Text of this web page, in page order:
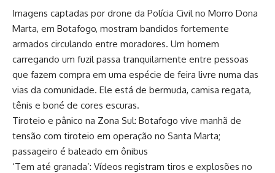
Imagens captadas por drone da Polícia Civil no Morro Dona
Marta, em Botafogo, mostram bandidos fortemente
armados circulando entre moradores. Um homem
carregando um fuzil passa tranquilamente entre pessoas
que fazem compra em uma espécie de feira livre numa das
vias da comunidade. Ele está de bermuda, camisa regata,
tênis e boné de cores escuras.
Tiroteio e pânico na Zona Sul: Botafogo vive manhã de
tensão com tiroteio em operação no Santa Marta;
passageiro é baleado em ônibus
‘Tem até granada’: Vídeos registram tiros e explosões no